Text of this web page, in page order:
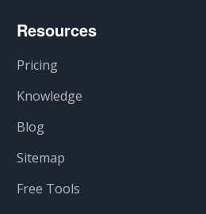
Resources
Pricing
Knowledge
Blog
Sitemap
Free Tools